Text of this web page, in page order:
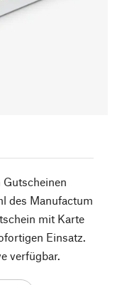
des Manufactum
mit Karte
Einsatz.
verfügbar.